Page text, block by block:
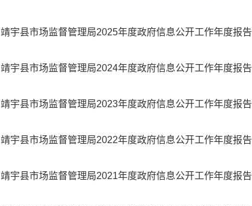
靖宇县市场监督管理局2025年度政府信息公开工作年度报告
靖宇县市场监督管理局2024年度政府信息公开工作年度报告
靖宇县市场监督管理局2023年度政府信息公开工作年度报告
靖宇县市场监督管理局2022年度政府信息公开工作年度报告
靖宇县市场监督管理局2021年度政府信息公开工作年度报告